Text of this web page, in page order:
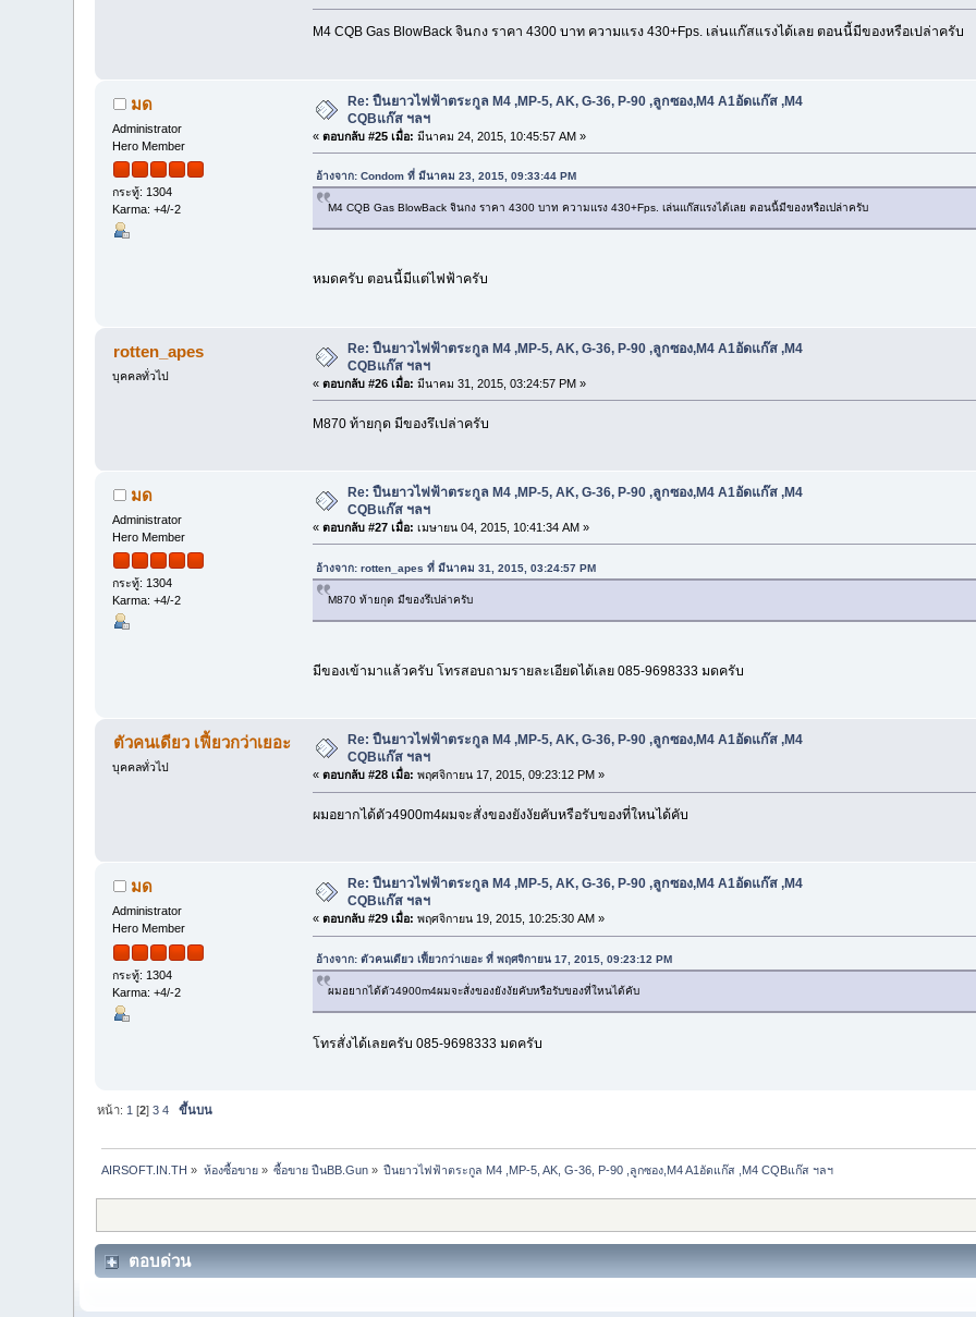
M4 CQB Gas BlowBack จินกง ราคา 4300 บาท ความแรง 430+Fps. เล่นแก๊สแรงได้เลย ตอนนี้มีของหรือเปล่าครับ
มด
Administrator
Hero Member
กระทู้: 1304
Karma: +4/-2
Re: ปืนยาวไฟฟ้าตระกูล M4 ,MP-5, AK, G-36, P-90 ,ลูกซอง,M4 A1อัดแก๊ส ,M4
CQBแก๊ส ฯลฯ
« ตอบกลับ #25 เมื่อ: มีนาคม 24, 2015, 10:45:57 AM »
อ้างจาก: Condom ที่ มีนาคม 23, 2015, 09:33:44 PM
M4 CQB Gas BlowBack จินกง ราคา 4300 บาท ความแรง 430+Fps. เล่นแก๊สแรงได้เลย ตอนนี้มีของหรือเปล่าครับ
หมดครับ ตอนนี้มีแต่ไฟฟ้าครับ
rotten_apes
บุคคลทั่วไป
Re: ปืนยาวไฟฟ้าตระกูล M4 ,MP-5, AK, G-36, P-90 ,ลูกซอง,M4 A1อัดแก๊ส ,M4
CQBแก๊ส ฯลฯ
« ตอบกลับ #26 เมื่อ: มีนาคม 31, 2015, 03:24:57 PM »
M870 ท้ายกุด มีของรึเปล่าครับ
มด
Administrator
Hero Member
กระทู้: 1304
Karma: +4/-2
Re: ปืนยาวไฟฟ้าตระกูล M4 ,MP-5, AK, G-36, P-90 ,ลูกซอง,M4 A1อัดแก๊ส ,M4
CQBแก๊ส ฯลฯ
« ตอบกลับ #27 เมื่อ: เมษายน 04, 2015, 10:41:34 AM »
อ้างจาก: rotten_apes ที่ มีนาคม 31, 2015, 03:24:57 PM
M870 ท้ายกุด มีของรึเปล่าครับ
มีของเข้ามาแล้วครับ โทรสอบถามรายละเอียดได้เลย 085-9698333 มดครับ
ตัวคนเดียว เฟี้ยวกว่าเยอะ
บุคคลทั่วไป
Re: ปืนยาวไฟฟ้าตระกูล M4 ,MP-5, AK, G-36, P-90 ,ลูกซอง,M4 A1อัดแก๊ส ,M4
CQBแก๊ส ฯลฯ
« ตอบกลับ #28 เมื่อ: พฤศจิกายน 17, 2015, 09:23:12 PM »
ผมอยากได้ตัว4900m4ผมจะสั่งของยังงัยคับหรือรับของที่ใหนได้คับ
มด
Administrator
Hero Member
กระทู้: 1304
Karma: +4/-2
Re: ปืนยาวไฟฟ้าตระกูล M4 ,MP-5, AK, G-36, P-90 ,ลูกซอง,M4 A1อัดแก๊ส ,M4
CQBแก๊ส ฯลฯ
« ตอบกลับ #29 เมื่อ: พฤศจิกายน 19, 2015, 10:25:30 AM »
อ้างจาก: ตัวคนเดียว เฟี้ยวกว่าเยอะ ที่ พฤศจิกายน 17, 2015, 09:23:12 PM
ผมอยากได้ตัว4900m4ผมจะสั่งของยังงัยคับหรือรับของที่ใหนได้คับ
โทรสั่งได้เลยครับ 085-9698333 มดครับ
หน้า: 1 [2]3 4
ขึ้นบน
AIRSOFT.IN.TH » ห้องซื้อขาย» ซื้อขาย ปืนBB.Gun » ปืนยาวไฟฟ้าตระกูล M4 ,MP-5, AK, G-36, P-90 ,ลูกซอง,M4 A1อัดแก๊ส ,M4 CQBแก๊ส ฯลฯ
ตอบด่วน